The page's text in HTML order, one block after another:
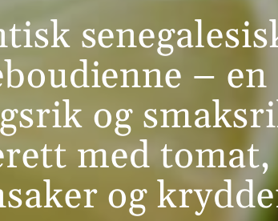
– en
og
med tomat,
og